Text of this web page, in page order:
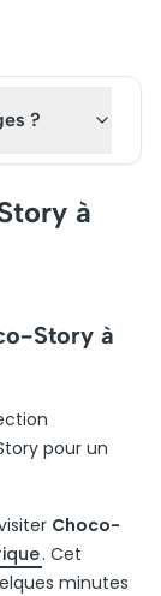
?
à
Story à
pour un
Choco-
. Cet
minutes